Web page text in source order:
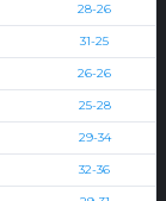
28-26
31-25
26-26
25-28
29-34
32-36